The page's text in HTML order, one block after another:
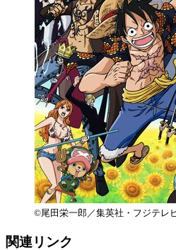
©尾田栄一郎／集英社・フジテレ
関連リンク